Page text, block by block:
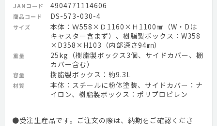
JANコード 4904771114606
商品コード DS-573-030-4
サイズ
本体：Ｗ558×Ｄ1160×Ｈ1100㎜（W・Dは
キャスター含まず）、樹脂製ボックス：W358
×D358×H103（内部深さ94㎜）
重量
25kg（樹脂製ボックス3個、サイドカバー、棚
カバー含む）
容量 樹脂製ボックス：約9.3L
材質
本体：スチールに粉体塗装、サイドカバー：ナ
イロン、樹脂製ボックス：ポリプロピレン
●受注生産品です。ご注文の際は、納期をご確認くださ